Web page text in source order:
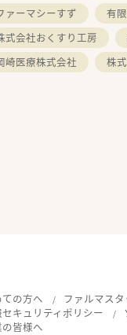
ァーマシーすず 有
式会社おくすり工房
崎医療株式会社 株
の方へ ファルマス
キュリティポリシー
皆様へ